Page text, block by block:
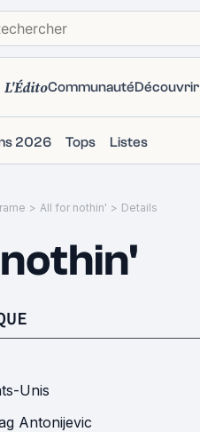
L'ÉditoCommunautéDécouvrir
2026 Tops Listes
> All for nothin' > Details
Unis
Antonijevic